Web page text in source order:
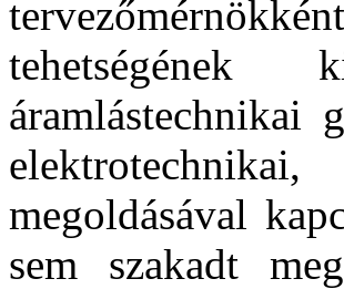
tehetségének
áramlástechnikai
megoldásával
sem szakadt